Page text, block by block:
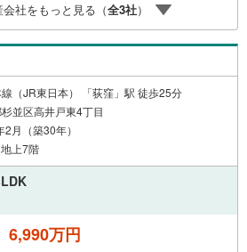
◆弊社へのご来社、お客様宅へのお迎
ち合わせ、物件周辺のコンビニ等でお待
希望をお伝えください。ご希望条件をお
、ご見学希望物件以外の資料も用意して
ん他の物件も併せてご案内させていただ
社をもっと見る（全3社）
（JR東日本） 「荻窪」駅 徒歩25分
並区高井戸東4丁目
2月（築30年）
上7階
6,990万円